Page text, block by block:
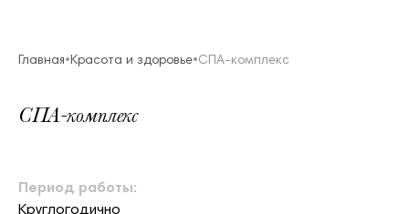
Главная Красота и здоровье СПА-комплекс
СПА-комплекс
Период работы:
Круглогодично